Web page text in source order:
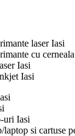
laser Iasi
cu
Iasi
Iasi
uri Iasi
laptop si cartuse